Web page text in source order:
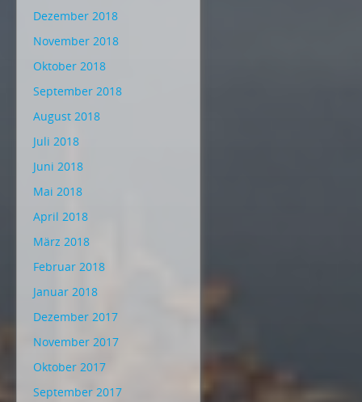
Dezember 2018
November 2018
Oktober 2018
September 2018
August 2018
Juli 2018
Juni 2018
Mai 2018
April 2018
März 2018
Februar 2018
Januar 2018
Dezember 2017
November 2017
Oktober 2017
September 2017